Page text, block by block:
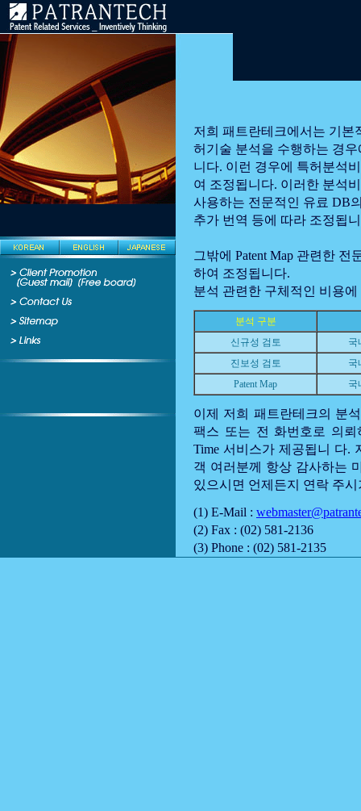
저희 패트란테크에서는 기본
허기술 분석을 수행하는 경
니다. 이런 경우에 특허분석
여 조정됩니다. 이러한 분석
사용하는 전문적인 유료 DB
추가 번역 등에 따라 조정됩
그밖에 Patent Map 관련한
하여 조정됩니다.
분석 관련한 구체적인 비용
분석 구분
신규성 검토
국
진보성 검토
국
Patent Map
국
이제 저희 패트란테크의 분
팩스 또는 전 화번호로 의뢰
Time 서비스가 제공됩니 다.
객 여러분께 항상 감사하는
있으시면 언제든지 연락 주
(1) E-Mail :
(2) Fax : (02) 581-2136
(3) Phone : (02) 581-2135